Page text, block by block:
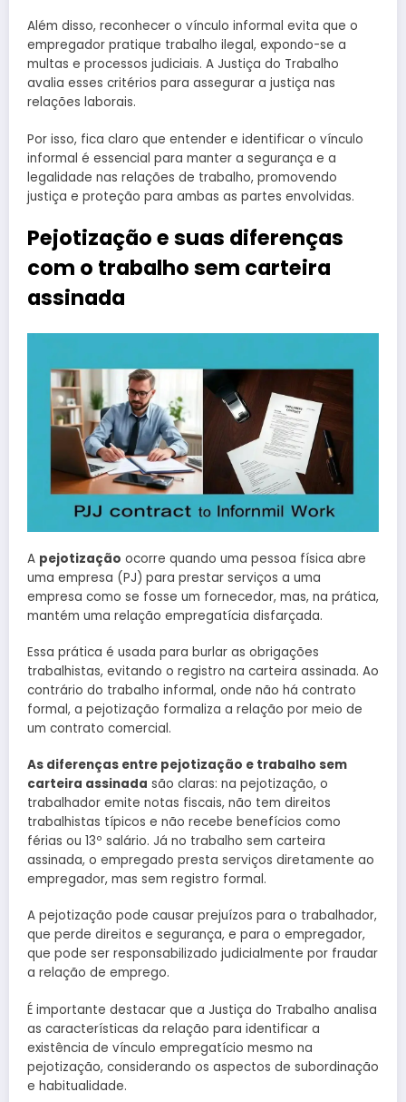
Além disso, reconhecer o vínculo informal evita que o
empregador pratique trabalho ilegal, expondo-se a
multas e processos judiciais. A Justiça do Trabalho
avalia esses critérios para assegurar a justiça nas
relações laborais.
Por isso, fica claro que entender e identificar o vínculo
informal é essencial para manter a segurança e a
legalidade nas relações de trabalho, promovendo
justiça e proteção para ambas as partes envolvidas.
Pejotização e suas diferenças
com o trabalho sem carteira
assinada
A pejotização ocorre quando uma pessoa física abre
uma empresa (PJ) para prestar serviços a uma
empresa como se fosse um fornecedor, mas, na prática,
mantém uma relação empregatícia disfarçada.
Essa prática é usada para burlar as obrigações
trabalhistas, evitando o registro na carteira assinada. Ao
contrário do trabalho informal, onde não há contrato
formal, a pejotização formaliza a relação por meio de
um contrato comercial.
As diferenças entre pejotização e trabalho sem
carteira assinada são claras: na pejotização, o
trabalhador emite notas fiscais, não tem direitos
trabalhistas típicos e não recebe benefícios como
férias ou 13º salário. Já no trabalho sem carteira
assinada, o empregado presta serviços diretamente ao
empregador, mas sem registro formal.
A pejotização pode causar prejuízos para o trabalhador,
que perde direitos e segurança, e para o empregador,
que pode ser responsabilizado judicialmente por fraudar
a relação de emprego.
É importante destacar que a Justiça do Trabalho analisa
as características da relação para identificar a
existência de vínculo empregatício mesmo na
pejotização, considerando os aspectos de subordinação
e habitualidade.